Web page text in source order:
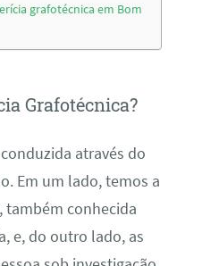
grafotécnica em Bom
Grafotécnica?
através do
Em um lado, temos a
também conhecida
e, do outro lado, as